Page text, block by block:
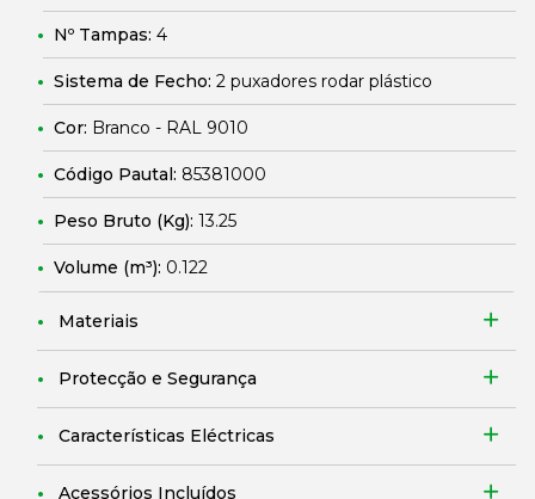
Nº Tampas: 4
Sistema de Fecho: 2 puxadores rodar plástico
Cor: Branco - RAL 9010
Código Pautal: 85381000
Peso Bruto (Kg): 13.25
Volume (m³): 0.122
Materiais
Protecção e Segurança
Características Eléctricas
Acessórios Incluídos